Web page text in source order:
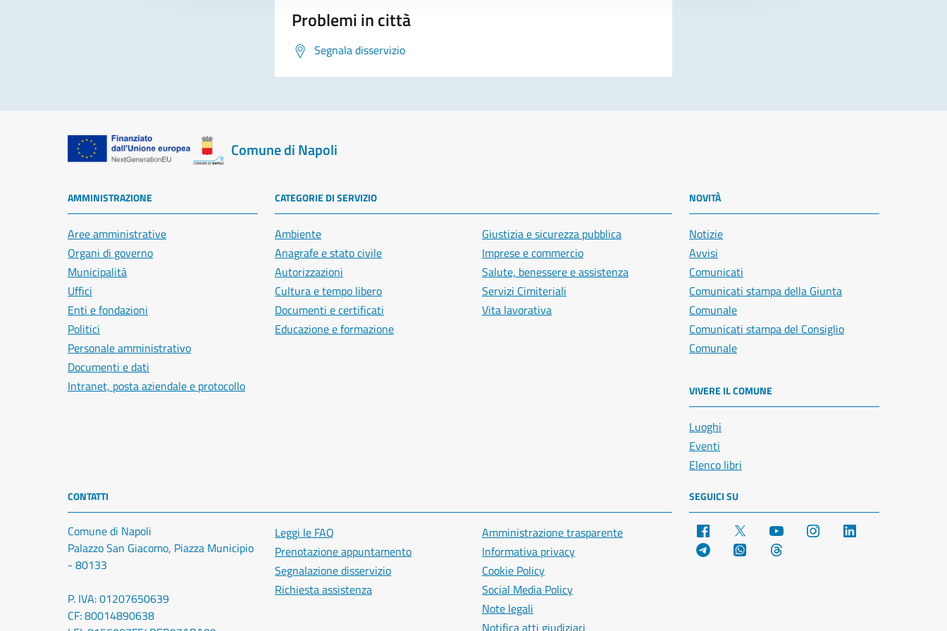
Problemi in città
Segnala disservizio
Comune di Napoli
AMMINISTRAZIONE
Aree amministrative
Organi di governo
Municipalità
Uffici
Enti e fondazioni
Politici
Personale amministrativo
Documenti e dati
Intranet, posta aziendale e protocollo
CATEGORIE DI SERVIZIO
Ambiente
Anagrafe e stato civile
Autorizzazioni
Cultura e tempo libero
Documenti e certificati
Educazione e formazione
Giustizia e sicurezza pubblica
Imprese e commercio
Salute, benessere e assistenza
Servizi Cimiteriali
Vita lavorativa
NOVITÀ
Notizie
Avvisi
Comunicati
Comunicati stampa della Giunta
Comunale
Comunicati stampa del Consiglio
Comunale
VIVERE IL COMUNE
Luoghi
Eventi
Elenco libri
CONTATTI
Comune di Napoli
Palazzo San Giacomo, Piazza Municipio
- 80133
P. IVA: 01207650639
CF: 80014890638
Leggi le FAQ
Prenotazione appuntamento
Segnalazione disservizio
Richiesta assistenza
Amministrazione trasparente
Informativa privacy
Cookie Policy
Social Media Policy
Note legali
SEGUICI SU
Facebook YouTube Instagram
Telegram WhatsApp